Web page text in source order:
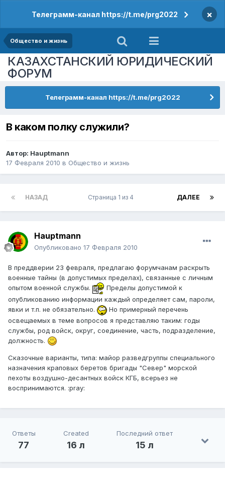
Телеграмм-канал https://t.me/prg2022 ×
Общество и жизнь
КАЗАХСТАНСКИЙ ЮРИДИЧЕСКИЙ
ФОРУМ
Телеграмм-канал https://t.me/prg2022
В каком полку служили?
Автор: Hauptmann
17 Февраля 2010 в Общество и жизнь
НАЗАД ДАЛЕЕ
Страница 1 из 4
Hauptmann
Опубликовано 17 Февраля 2010
В преддверии 23 февраля, предлагаю форумчанам раскрыть
военные тайны (в допустимых пределах), связанные с личным
опытом военной службы.
Пределы допустимой к
опубликованию информации каждый определяет сам, пароли,
явки и т.п. не обязательно.
Но примерный перечень
освещаемых в теме вопросов я представляю таким: годы
службы, род войск, округ, соединение, часть, подразделение,
должность.
Сказочные варианты, типа: майор разведгруппы специального
назначения краповых беретов бригады "Север" морской
пехоты воздушно-десантных войск КГБ, всерьез не
воспринимаются. :pray:
Ответы
77
Created
16 л
Последний ответ
15 л